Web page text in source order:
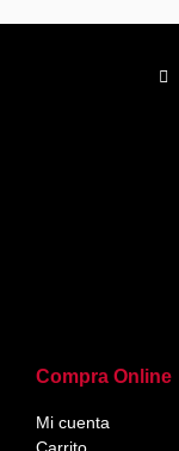
Compra Online
Mi cuenta